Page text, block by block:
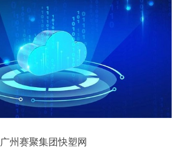
广州赛聚集团快塑网